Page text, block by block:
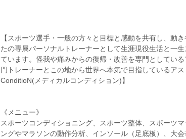
【スポーツ選手・一般の方々と目標と感動を共有し、動
たの専属パーソナルトレーナーとして生涯現役生活と一
ています。怪我や痛みからの復帰・改善を専門としてい
門トレーナーとこの地から世界へ本気で目指しているア
ConditioN(メディカルコンディション)】
《メニュー》
スポーツコンディショニング、スポーツ整体、スポーツ
ングやマラソンの動作分析、インソール（足底板）、大